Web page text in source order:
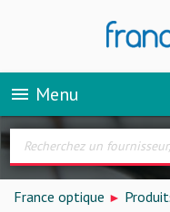
menu Menu
France optique